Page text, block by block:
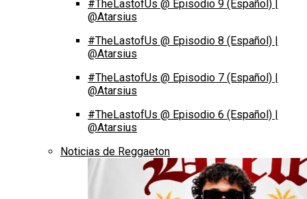
#TheLastofUs @ Episodio 9 (Español) |
@Atarsius
#TheLastofUs @ Episodio 8 (Español) |
@Atarsius
#TheLastofUs @ Episodio 7 (Español) |
@Atarsius
#TheLastofUs @ Episodio 6 (Español) |
@Atarsius
Noticias de Reggaeton